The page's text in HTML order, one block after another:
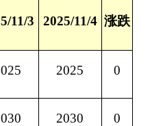
11/3 2025/11/4 涨跌
2025 0
2030 0